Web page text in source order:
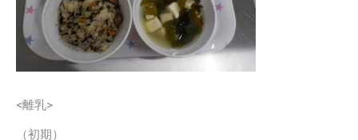
<離乳>
（初期）